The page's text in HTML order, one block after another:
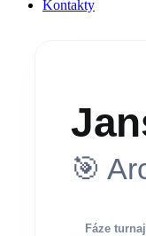
Kontakty
🎯
Fáze